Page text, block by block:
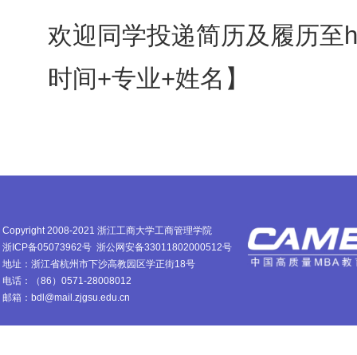
欢迎同学投递简历及履历至
时间+专业+姓名】
Copyright 2008-2021 浙江工商大学工商管理学院
浙ICP备05073962号 浙公网安备33011802000512号
地址：浙江省杭州市下沙高教园区学正街18号
电话：（86）0571-28008012
邮箱：bdl@mail.zjgsu.edu.cn